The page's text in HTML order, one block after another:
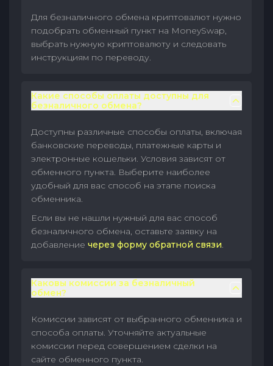
Для безналичного обмена криптовалют нужно
подобрать обменный пункт на MoneySwap,
выбрать нужную криптовалюту и следовать
инструкциям по переводу.
Какие способы оплаты доступны для
безналичного обмена?
Доступны различные способы оплаты, включая
банковские переводы, платежные карты и
электронные кошельки. Условия зависят от
обменного пункта. Выберите наиболее
удобный для вас способ на этапе поиска
обменника.
Если вы не нашли нужный для вас способ
безналичного обмена, оставьте заявку на
добавление через форму обратной связи.
Каковы комиссии за безналичный
обмен?
Комиссии зависят от выбранного обменника и
способа оплаты. Уточняйте актуальные
комиссии перед совершением сделки на
сайте обменного пункта.